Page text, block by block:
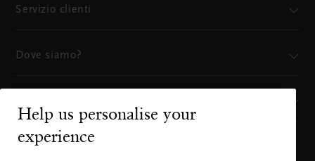
Servizio clienti
Dove siamo?
Help us personalise your
experience